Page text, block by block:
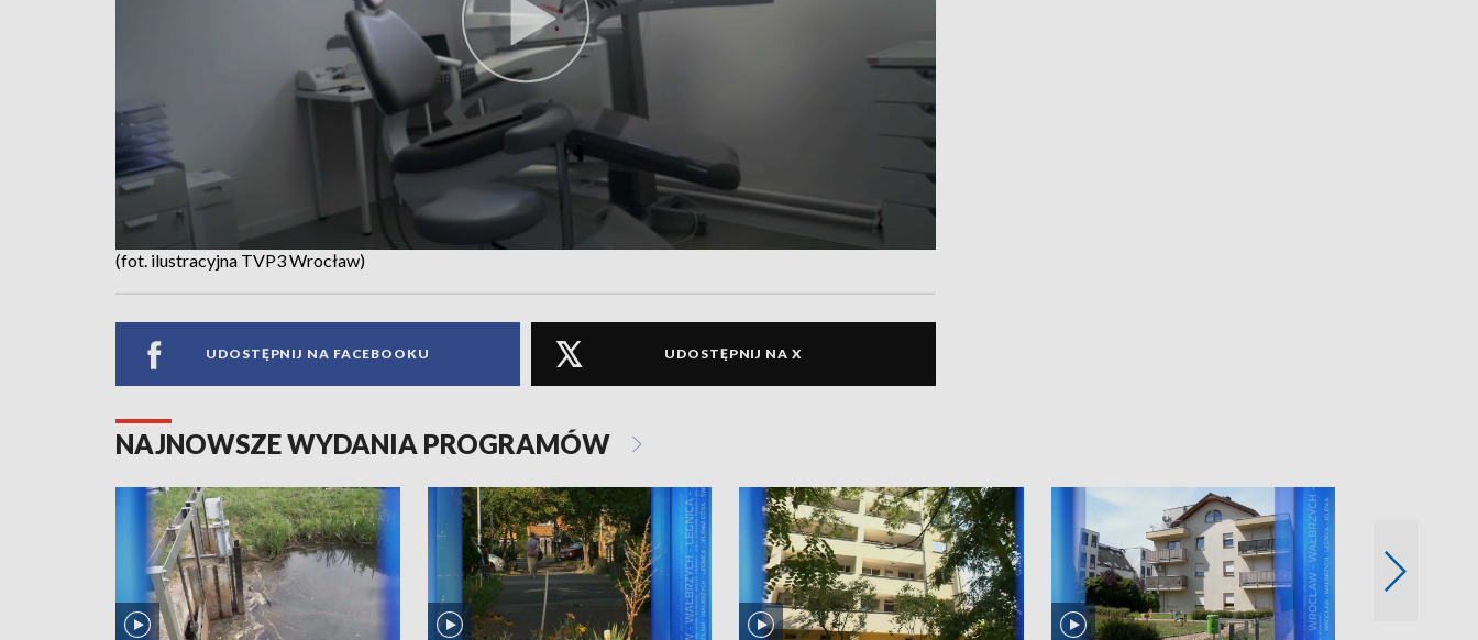
(fot. ilustracyjna TVP3 Wrocław)
UDOSTĘPNIJ NA FACEBOOKU UDOSTĘPNIJ NA X
NAJNOWSZE WYDANIA PROGRAMÓW